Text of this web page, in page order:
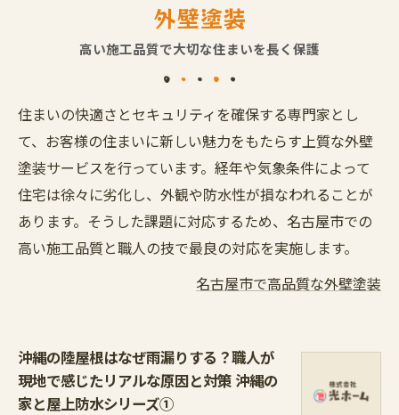
外壁塗装
高い施工品質で大切な住まいを長く保護
住まいの快適さとセキュリティを確保する専門家とし
て、お客様の住まいに新しい魅力をもたらす上質な外壁
塗装サービスを行っています。経年や気象条件によって
住宅は徐々に劣化し、外観や防水性が損なわれることが
あります。そうした課題に対応するため、名古屋市での
高い施工品質と職人の技で最良の対応を実施します。
名古屋市で高品質な外壁塗装
沖縄の陸屋根はなぜ雨漏りする？職人が
現地で感じたリアルな原因と対策 沖縄の
家と屋上防水シリーズ①